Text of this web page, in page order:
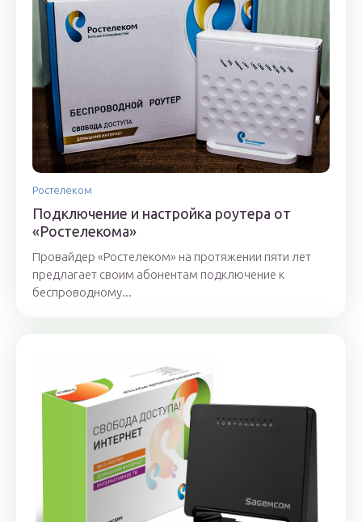
Ростелеком
Подключение и настройка роутера от
«Ростелекома»
Провайдер «Ростелеком» на протяжении пяти лет
предлагает своим абонентам подключение к
беспроводному...